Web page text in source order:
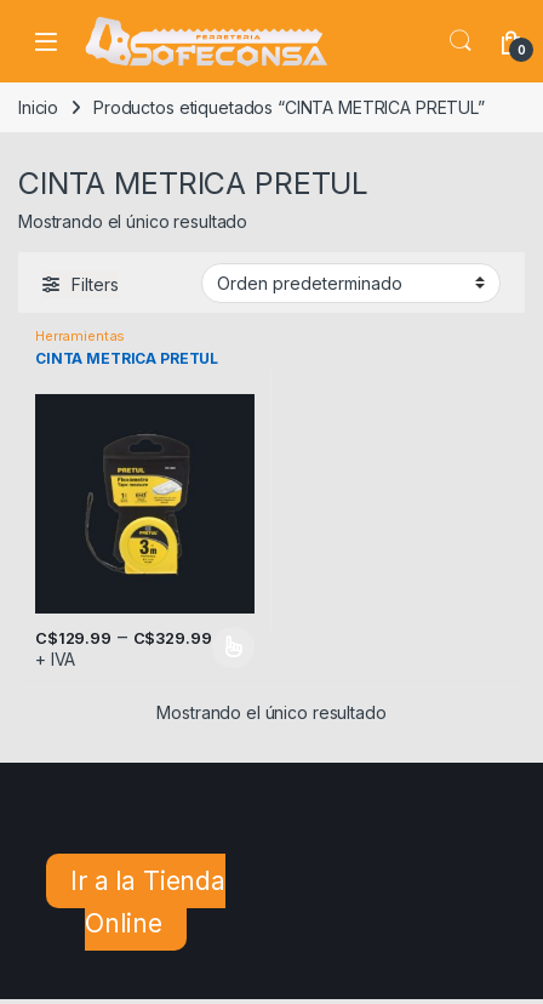
Skip to navigation
Skip to content
0
Inicio Productos etiquetados “CINTA METRICA PRETUL”
CINTA METRICA PRETUL
Mostrando el único resultado
Filters
Herramientas
CINTA METRICA PRETUL
C$129.99 – C$329.99
+ IVA
Este producto tiene múltiples variantes. Las opciones se
Mostrando el único resultado
Ir a la Tienda
Online